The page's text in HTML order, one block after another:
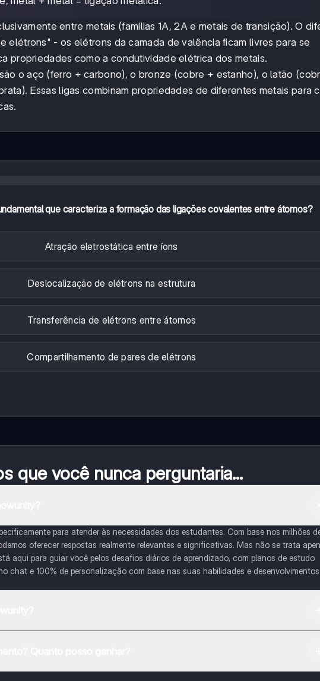
entre metais (famílias 1A, 2A e metais de transição). O
elétrons" - os elétrons da camada de valência ficam livres para se
propriedades como a condutividade elétrica dos metais.
o aço (ferro + carbono), o bronze (cobre + estanho), o latão
Essas ligas combinam propriedades de diferentes metais para
que caracteriza a formação das ligações covalentes entre átomos?
Atração eletrostática entre íons
Deslocalização de elétrons na estrutura
Transferência de elétrons entre átomos
Compartilhamento de pares de elétrons
que você nunca perguntaria...
para atender às necessidades dos estudantes. Com base nos milhões
oferecer respostas realmente relevantes e significativas. Mas não se trata
aqui para guiar você pelos desafios diários de aprendizado, com planos de estudo
chat e 100% de personalização com base nas suas habilidades e desenvolvimentos.